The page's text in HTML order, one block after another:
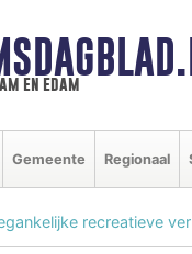
en edam
Gemeente Regionaal
recreatieve